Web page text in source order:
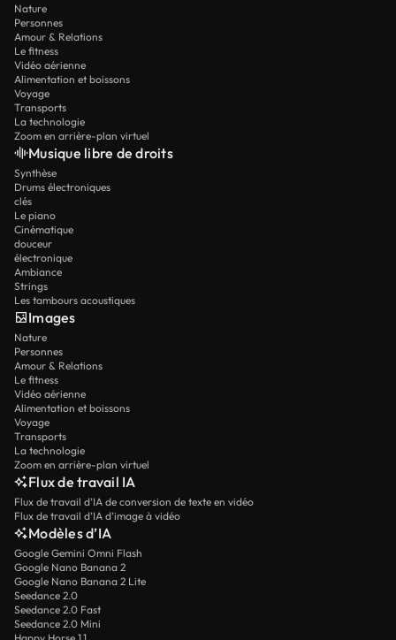
Nature
Personnes
Amour & Relations
Le fitness
Vidéo aérienne
Alimentation et boissons
Voyage
Transports
La technologie
Zoom en arrière-plan virtuel
Musique libre de droits
Synthèse
Drums électroniques
clés
Le piano
Cinématique
douceur
électronique
Ambiance
Strings
Les tambours acoustiques
Images
Nature
Personnes
Amour & Relations
Le fitness
Vidéo aérienne
Alimentation et boissons
Voyage
Transports
La technologie
Zoom en arrière-plan virtuel
Flux de travail IA
Flux de travail d’IA de conversion de texte en vidéo
Flux de travail d’IA d’image à vidéo
Modèles d’IA
Google Gemini Omni Flash
Google Nano Banana 2
Google Nano Banana 2 Lite
Seedance 2.0
Seedance 2.0 Fast
Seedance 2.0 Mini